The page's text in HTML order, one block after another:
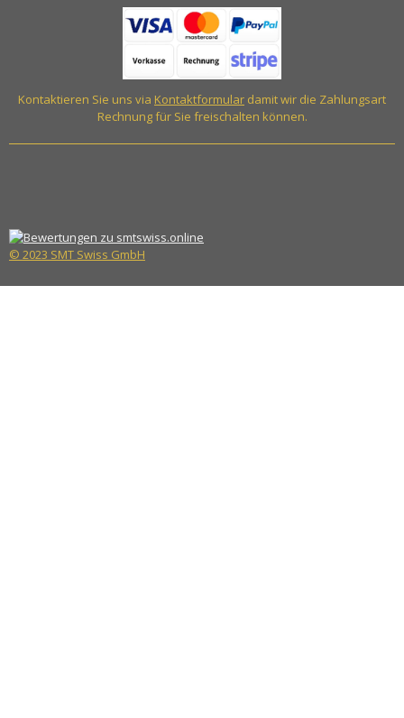
Kontaktieren Sie uns via Kontaktformular damit wir die Zahlungsart
Rechnung für Sie freischalten können.
© 2023 SMT Swiss GmbH